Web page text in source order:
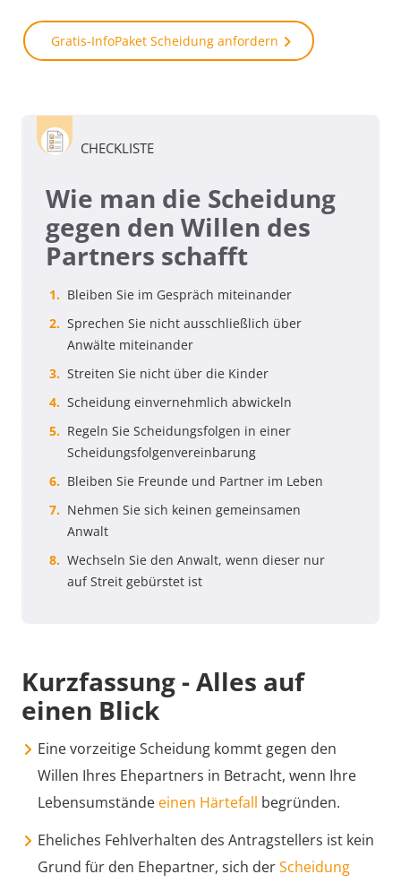
Gratis-InfoPaket Scheidung anfordern
CHECKLISTE
Wie man die Scheidung
gegen den Willen des
Partners schafft
Bleiben Sie im Gespräch miteinander
Sprechen Sie nicht ausschließlich über
Anwälte miteinander
Streiten Sie nicht über die Kinder
Scheidung einvernehmlich abwickeln
Regeln Sie Scheidungsfolgen in einer
Scheidungsfolgenvereinbarung
Bleiben Sie Freunde und Partner im Leben
Nehmen Sie sich keinen gemeinsamen
Anwalt
Wechseln Sie den Anwalt, wenn dieser nur
auf Streit gebürstet ist
Kurzfassung - Alles auf
einen Blick
Eine vorzeitige Scheidung kommt gegen den
Willen Ihres Ehepartners in Betracht, wenn Ihre
Lebensumstände einen Härtefall begründen.
Eheliches Fehlverhalten des Antragstellers ist kein
Grund für den Ehepartner, sich derScheidung